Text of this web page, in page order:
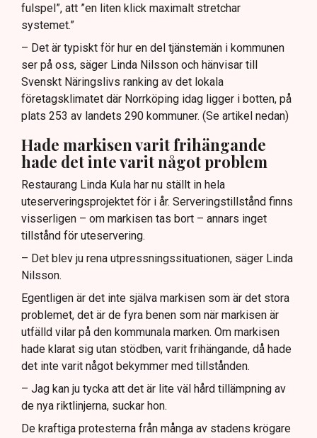
fulspel”, att ”en liten klick maximalt stretchar
systemet.”
– Det är typiskt för hur en del tjänstemän i kommunen
ser på oss, säger Linda Nilsson och hänvisar till
Svenskt Näringslivs ranking av det lokala
företagsklimatet där Norrköping idag ligger i botten, på
plats 253 av landets 290 kommuner. (Se artikel nedan)
Hade markisen varit frihängande
hade det inte varit något problem
Restaurang Linda Kula har nu ställt in hela
uteserveringsprojektet för i år. Serveringstillstånd finns
visserligen – om markisen tas bort – annars inget
tillstånd för uteservering.
– Det blev ju rena utpressningssituationen, säger Linda
Nilsson.
Egentligen är det inte själva markisen som är det stora
problemet, det är de fyra benen som när markisen är
utfälld vilar på den kommunala marken. Om markisen
hade klarat sig utan stödben, varit frihängande, då hade
det inte varit något bekymmer med tillstånden.
– Jag kan ju tycka att det är lite väl hård tillämpning av
de nya riktlinjerna, suckar hon.
De kraftiga protesterna från många av stadens krögare